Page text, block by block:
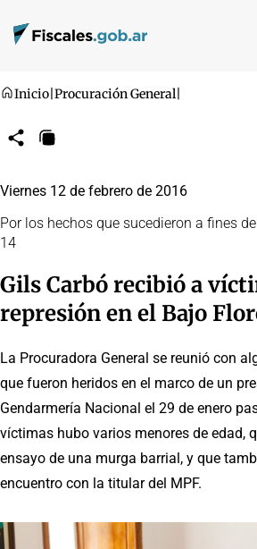
Inicio Procuración General
CompartirCopiar
Viernes 12 de febrero de 2016
Por los hechos que sucedieron a fines
14
Gils Carbó recibió a
represión en el Bajo
La Procuradora General se reunió con
que fueron heridos en el marco de un
Gendarmería Nacional el 29 de enero
víctimas hubo varios menores de edad,
ensayo de una murga barrial, y que
encuentro con la titular del MPF.